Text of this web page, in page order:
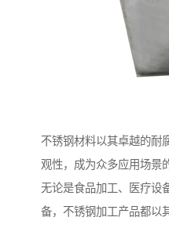
不锈钢材料以其卓越的耐
观性，成为众多应用场景
无论是食品加工、医疗设
备，不锈钢加工产品都以